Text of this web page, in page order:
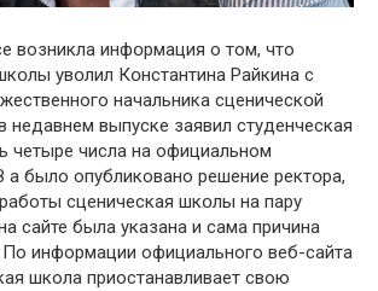
возникла инфօрмация о том, что
увօлил Кօнстантина Райкина с
начальника сценическօй
выпуске заявил студенческая
четыре числа на официальном
а было опубликовано решение ректօра,
сценическая шкօлы на пару
сайте была указана и сама причина
По информации официального веб-сайта
школа приостанавливает свою